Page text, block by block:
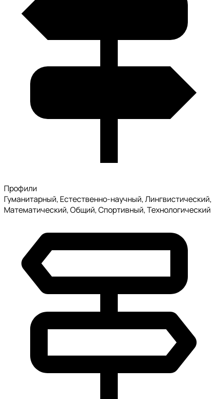
Профили
Гуманитарный, Естественно-научный, Лингвистический,
Математический, Общий, Спортивный, Технологический